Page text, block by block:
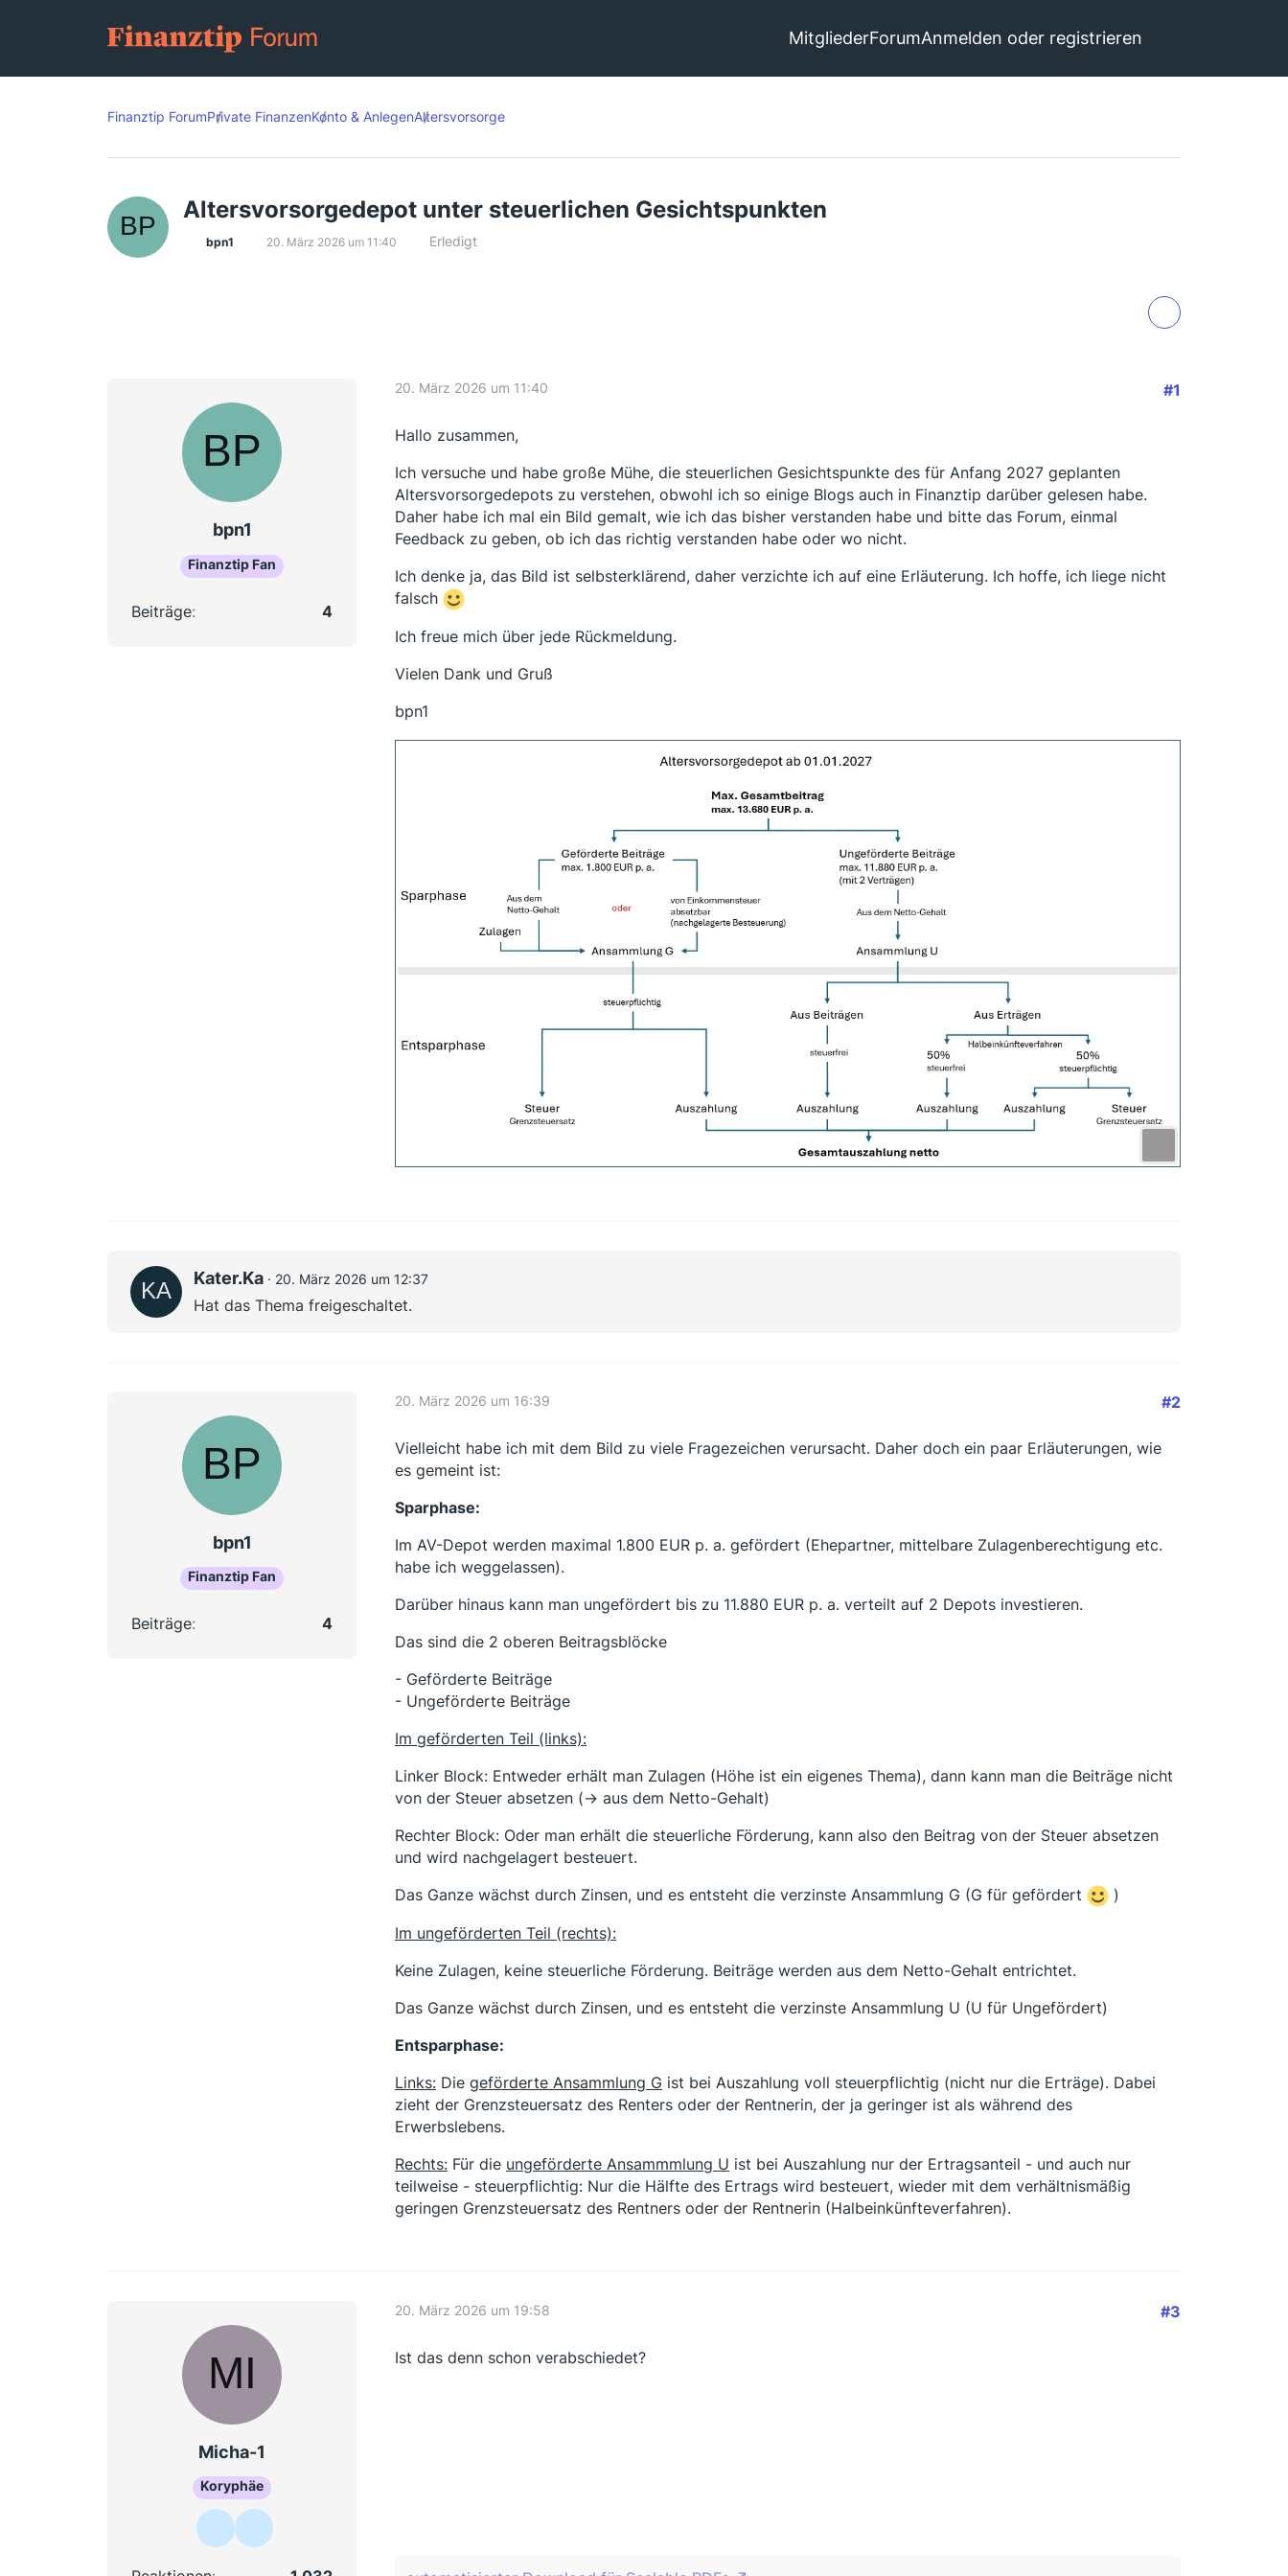
MitgliederForumAnmelden oder registrieren
Finanztip ForumPrivate FinanzenKonto & AnlegenAltersvorsorge
Altersvorsorgedepot unter steuerlichen Gesichtspunkten
bpn1 20. März 2026 um 11:40 Erledigt
bpn1
Finanztip Fan
Beiträge 4
20. März 2026 um 11:40 #1
Hallo zusammen,
Ich versuche und habe große Mühe, die steuerlichen Gesichtspunkte des für Anfang 2027 geplanten
Altersvorsorgedepots zu verstehen, obwohl ich so einige Blogs auch in Finanztip darüber gelesen habe.
Daher habe ich mal ein Bild gemalt, wie ich das bisher verstanden habe und bitte das Forum, einmal
Feedback zu geben, ob ich das richtig verstanden habe oder wo nicht.
Ich denke ja, das Bild ist selbsterklärend, daher verzichte ich auf eine Erläuterung. Ich hoffe, ich liege nicht
falsch
Ich freue mich über jede Rückmeldung.
Vielen Dank und Gruß
bpn1
Kater.Ka 20. März 2026 um 12:37
Hat das Thema freigeschaltet.
bpn1
Finanztip Fan
Beiträge 4
20. März 2026 um 16:39 #2
Vielleicht habe ich mit dem Bild zu viele Fragezeichen verursacht. Daher doch ein paar Erläuterungen, wie
es gemeint ist:
Sparphase:
Im AV-Depot werden maximal 1.800 EUR p. a. gefördert (Ehepartner, mittelbare Zulagenberechtigung etc.
habe ich weggelassen).
Darüber hinaus kann man ungefördert bis zu 11.880 EUR p. a. verteilt auf 2 Depots investieren.
Das sind die 2 oberen Beitragsblöcke
- Geförderte Beiträge
- Ungeförderte Beiträge
Im geförderten Teil (links):
Linker Block: Entweder erhält man Zulagen (Höhe ist ein eigenes Thema), dann kann man die Beiträge nicht
von der Steuer absetzen (-> aus dem Netto-Gehalt)
Rechter Block: Oder man erhält die steuerliche Förderung, kann also den Beitrag von der Steuer absetzen
und wird nachgelagert besteuert.
Das Ganze wächst durch Zinsen, und es entsteht die verzinste Ansammlung G (G für gefördert
)
Im ungeförderten Teil (rechts):
Keine Zulagen, keine steuerliche Förderung. Beiträge werden aus dem Netto-Gehalt entrichtet.
Das Ganze wächst durch Zinsen, und es entsteht die verzinste Ansammlung U (U für Ungefördert)
Entsparphase:
Links: Die geförderte Ansammlung G ist bei Auszahlung voll steuerpflichtig (nicht nur die Erträge). Dabei
zieht der Grenzsteuersatz des Renters oder der Rentnerin, der ja geringer ist als während des
Erwerbslebens.
Rechts: Für die ungeförderte Ansammmlung U ist bei Auszahlung nur der Ertragsanteil - und auch nur
teilweise - steuerpflichtig: Nur die Hälfte des Ertrags wird besteuert, wieder mit dem verhältnismäßig
geringen Grenzsteuersatz des Rentners oder der Rentnerin (Halbeinkünfteverfahren).
Micha-1
Koryphäe
20. März 2026 um 19:58 #3
Ist das denn schon verabschiedet?